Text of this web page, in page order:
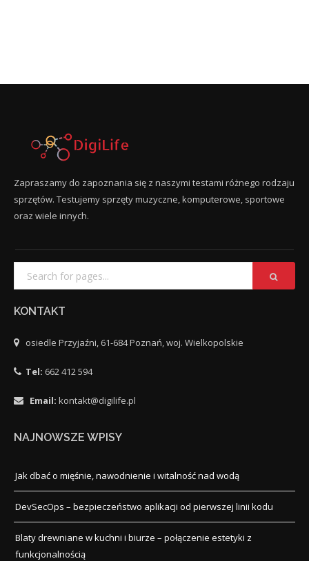
Zapraszamy do zapoznania się z naszymi testami różnego rodzaju
sprzętów. Testujemy sprzęty muzyczne, komputerowe, sportowe
oraz wiele innych.
KONTAKT
osiedle Przyjaźni, 61-684 Poznań, woj. Wielkopolskie
Tel: 662 412 594
Email: kontakt@digilife.pl
NAJNOWSZE WPISY
Jak dbać o mięśnie, nawodnienie i witalność nad wodą
DevSecOps – bezpieczeństwo aplikacji od pierwszej linii kodu
Blaty drewniane w kuchni i biurze – połączenie estetyki z
funkcjonalnością